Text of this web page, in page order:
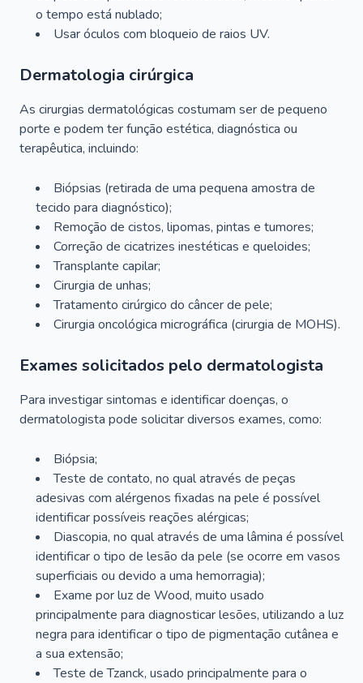
o tempo está nublado;
Usar óculos com bloqueio de raios UV.
Dermatologia cirúrgica
As cirurgias dermatológicas costumam ser de pequeno
porte e podem ter função estética, diagnóstica ou
terapêutica, incluindo:
Biópsias (retirada de uma pequena amostra de
tecido para diagnóstico);
Remoção de cistos, lipomas, pintas e tumores;
Correção de cicatrizes inestéticas e queloides;
Transplante capilar;
Cirurgia de unhas;
Tratamento cirúrgico do câncer de pele;
Cirurgia oncológica micrográfica (cirurgia de MOHS).
Exames solicitados pelo dermatologista
Para investigar sintomas e identificar doenças, o
dermatologista pode solicitar diversos exames, como:
Biópsia;
Teste de contato, no qual através de peças
adesivas com alérgenos fixadas na pele é possível
identificar possíveis reações alérgicas;
Diascopia, no qual através de uma lâmina é possível
identificar o tipo de lesão da pele (se ocorre em vasos
superficiais ou devido a uma hemorragia);
Exame por luz de Wood, muito usado
principalmente para diagnosticar lesões, utilizando a luz
negra para identificar o tipo de pigmentação cutânea e
a sua extensão;
Teste de Tzanck, usado principalmente para o